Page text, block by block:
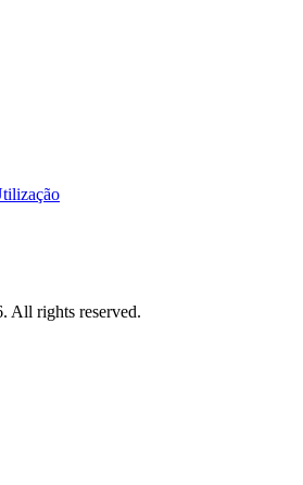
. All rights reserved.